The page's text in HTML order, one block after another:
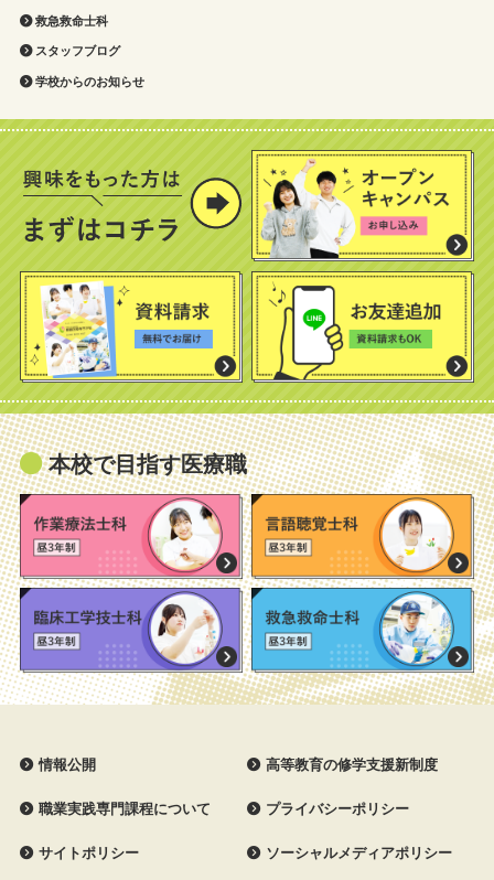
救急救命士科
スタッフブログ
学校からのお知らせ
本校で目指す医療職
情報公開 高等教育の修学支援新制度
職業実践専門課程について プライバシーポリシー
サイトポリシー ソーシャルメディアポリシー